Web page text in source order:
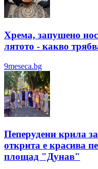
Хрема, запушено
лятотo - какво
9meseca.bg
Пеперудени крила
открита е красива
площад "Дунав"